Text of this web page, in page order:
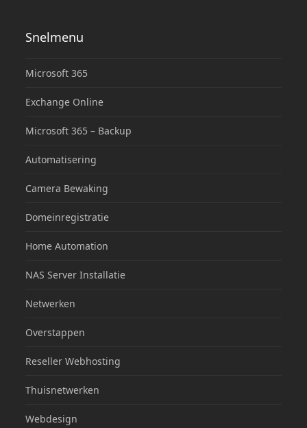
Snelmenu
Microsoft 365
Exchange Online
Microsoft 365 – Backup
Automatisering
Camera Bewaking
Domeinregistratie
Home Automation
NAS Server Installatie
Netwerken
Overstappen
Reseller Webhosting
Thuisnetwerken
Webdesign